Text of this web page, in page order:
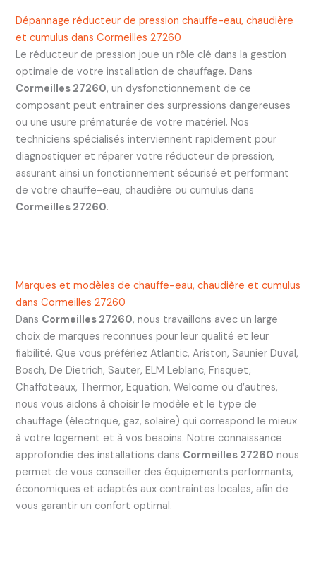
Dépannage réducteur de pression chauffe-eau, chaudière
et cumulus dans Cormeilles 27260
Le réducteur de pression joue un rôle clé dans la gestion
optimale de votre installation de chauffage. Dans
Cormeilles 27260, un dysfonctionnement de ce
composant peut entraîner des surpressions dangereuses
ou une usure prématurée de votre matériel. Nos
techniciens spécialisés interviennent rapidement pour
diagnostiquer et réparer votre réducteur de pression,
assurant ainsi un fonctionnement sécurisé et performant
de votre chauffe-eau, chaudière ou cumulus dans
Cormeilles 27260.
Marques et modèles de chauffe-eau, chaudière et cumulus
dans Cormeilles 27260
Dans Cormeilles 27260, nous travaillons avec un large
choix de marques reconnues pour leur qualité et leur
fiabilité. Que vous préfériez Atlantic, Ariston, Saunier Duval,
Bosch, De Dietrich, Sauter, ELM Leblanc, Frisquet,
Chaffoteaux, Thermor, Equation, Welcome ou d’autres,
nous vous aidons à choisir le modèle et le type de
chauffage (électrique, gaz, solaire) qui correspond le mieux
à votre logement et à vos besoins. Notre connaissance
approfondie des installations dans Cormeilles 27260 nous
permet de vous conseiller des équipements performants,
économiques et adaptés aux contraintes locales, afin de
vous garantir un confort optimal.